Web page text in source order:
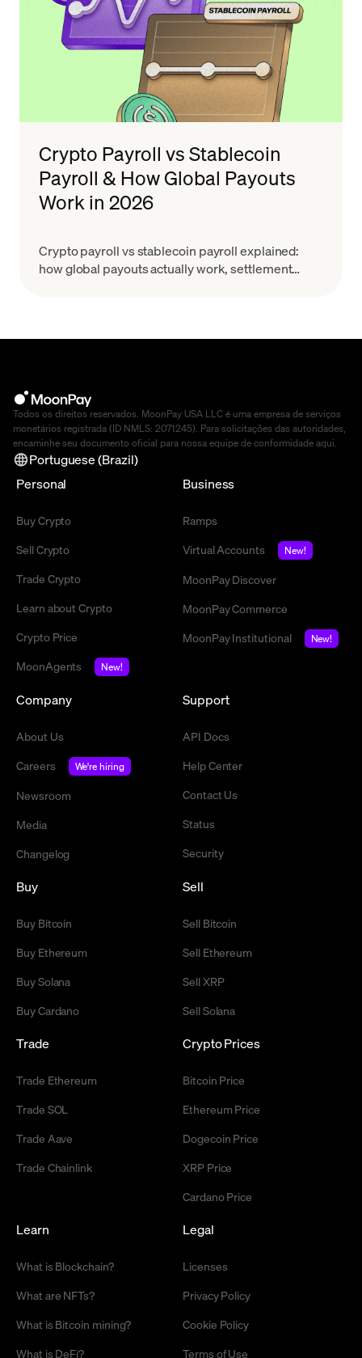
Crypto Payroll vs Stablecoin
Payroll & How Global Payouts
Work in 2026
Crypto payroll vs stablecoin payroll explained:
how global payouts actually work, settlement
Todos os direitos reservados. MoonPay USA LLC é uma empresa de serviços
monetários registrada (ID NMLS: 2071245). Para solicitações das autoridades,
encaminhe seu documento oficial para nossa equipe de conformidade aqui.
Portuguese (Brazil)
Personal
Buy Crypto
Sell Crypto
Trade Crypto
Learn about Crypto
Crypto Price
MoonAgents
New!
Business
Ramps
Virtual Accounts
New!
MoonPay Discover
MoonPay Commerce
MoonPay Institutional
New!
Company
About Us
Careers
We're hiring
Newsroom
Media
Changelog
Support
API Docs
Help Center
Contact Us
Status
Security
Buy
Buy Bitcoin
Buy Ethereum
Buy Solana
Buy Cardano
Sell
Sell Bitcoin
Sell Ethereum
Sell XRP
Sell Solana
Trade
Trade Ethereum
Trade SOL
Trade Aave
Trade Chainlink
Crypto Prices
Bitcoin Price
Ethereum Price
Dogecoin Price
XRP Price
Cardano Price
Learn
What is Blockchain?
What are NFTs?
What is Bitcoin mining?
What is DeFi?
Legal
Licenses
Privacy Policy
Cookie Policy
Terms of Use